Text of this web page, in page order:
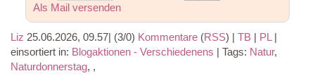
Als Mail versenden
Liz 25.06.2026, 09.57| (3/0) Kommentare (RSS) | TB | PL |
einsortiert in: Blogaktionen - Verschiedenens | Tags: Natur,
Naturdonnerstag, ,